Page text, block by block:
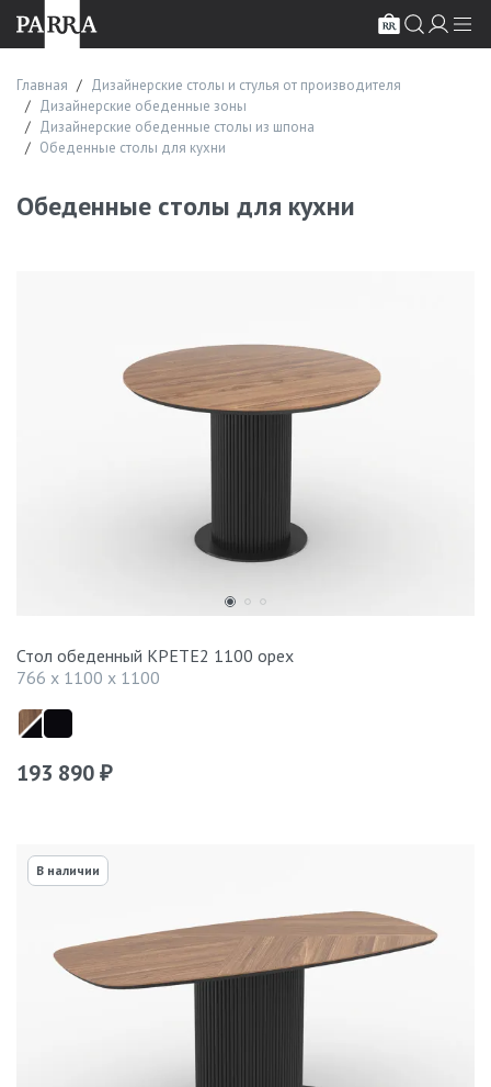
Главная
Дизайнерские столы и стулья от производителя
Дизайнерские обеденные зоны
Дизайнерские обеденные столы из шпона
Обеденные столы для кухни
Обеденные столы для кухни
Стол обеденный КРЕТЕ2 1100 орех
766 x 1100 x 1100
193 890 ₽
В наличии